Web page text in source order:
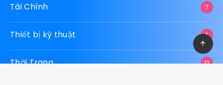
Tài Chính 7
Thiết bị kỹ thuật 1
Thời Trang 12